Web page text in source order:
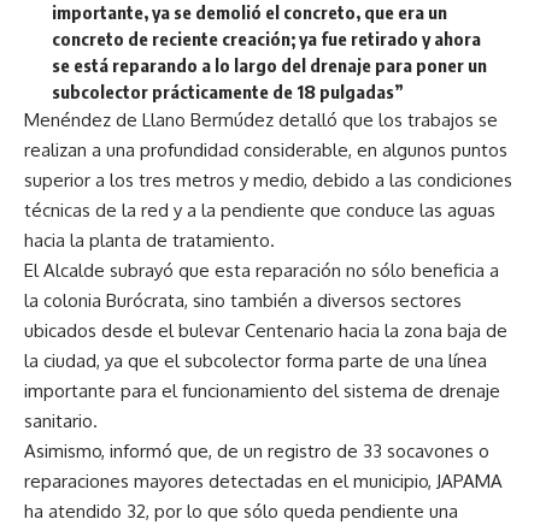
importante, ya se demolió el concreto, que era un
concreto de reciente creación; ya fue retirado y ahora
se está reparando a lo largo del drenaje para poner un
subcolector prácticamente de 18 pulgadas”
Menéndez de Llano Bermúdez detalló que los trabajos se
realizan a una profundidad considerable, en algunos puntos
superior a los tres metros y medio, debido a las condiciones
técnicas de la red y a la pendiente que conduce las aguas
hacia la planta de tratamiento.
El Alcalde subrayó que esta reparación no sólo beneficia a
la colonia Burócrata, sino también a diversos sectores
ubicados desde el bulevar Centenario hacia la zona baja de
la ciudad, ya que el subcolector forma parte de una línea
importante para el funcionamiento del sistema de drenaje
sanitario.
Asimismo, informó que, de un registro de 33 socavones o
reparaciones mayores detectadas en el municipio, JAPAMA
ha atendido 32, por lo que sólo queda pendiente una